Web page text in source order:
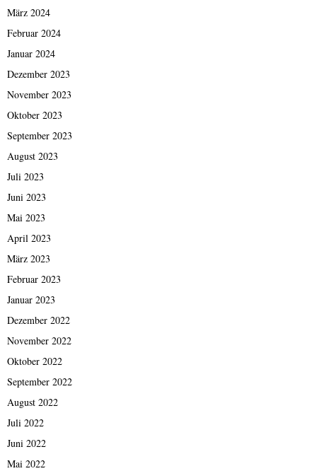
März 2024
Februar 2024
Januar 2024
Dezember 2023
November 2023
Oktober 2023
September 2023
August 2023
Juli 2023
Juni 2023
Mai 2023
April 2023
März 2023
Februar 2023
Januar 2023
Dezember 2022
November 2022
Oktober 2022
September 2022
August 2022
Juli 2022
Juni 2022
Mai 2022